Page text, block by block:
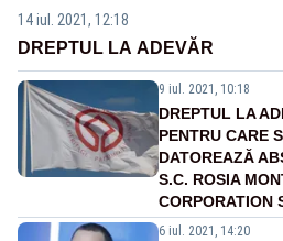
14 iul. 2021, 12:18
DREPTUL LA ADEVĂR
9 iul. 2021, 10:18
DREPTUL LA
PENTRU CARE
DATOREAZĂ
S.C. ROSIA
CORPORATION
6 iul. 2021, 14:20